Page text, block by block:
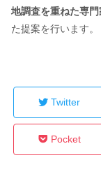
地調査を重ねた専門
た提案を行います。
Twitter
Pocket